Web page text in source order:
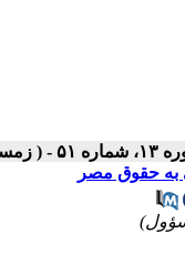
- ( زمستان ۱۳۹۸ )
به حقوق مصر